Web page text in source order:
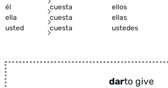
él
cuesta ellos
ella
cuesta ellas
usted
cuesta ustedes
darto give